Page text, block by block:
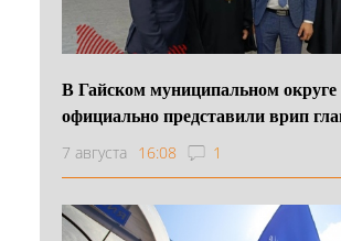
В Гайском муниципальном округе
официально представили врип
7 августа 16:08 1